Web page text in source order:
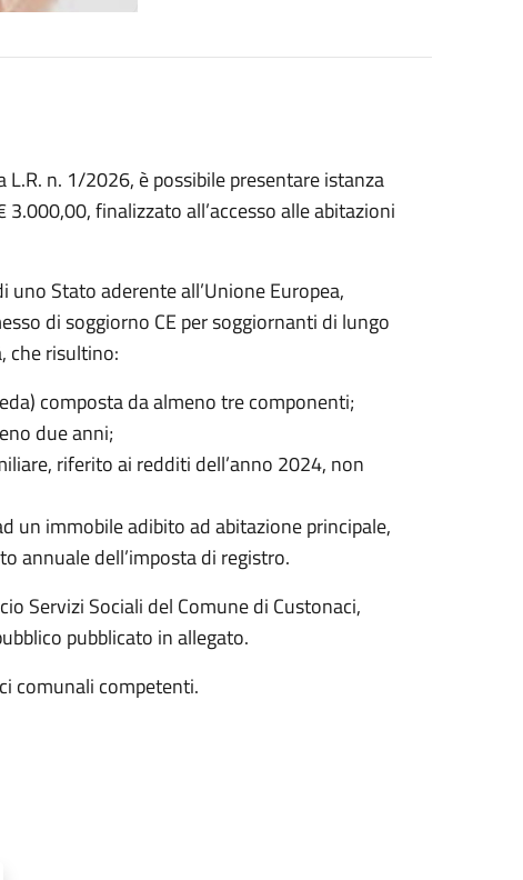
n. 1/2026, è possibile presentare istanza
finalizzato all’accesso alle abitazioni
Stato aderente all’Unione Europea,
di soggiorno CE per soggiornanti di lungo
che risultino:
composta da almeno tre componenti;
due anni;
riferito ai redditi dell’anno 2024, non
un immobile adibito ad abitazione principale,
annuale dell’imposta di registro.
Servizi Sociali del Comune di Custonaci,
pubblicato in allegato.
comunali competenti.